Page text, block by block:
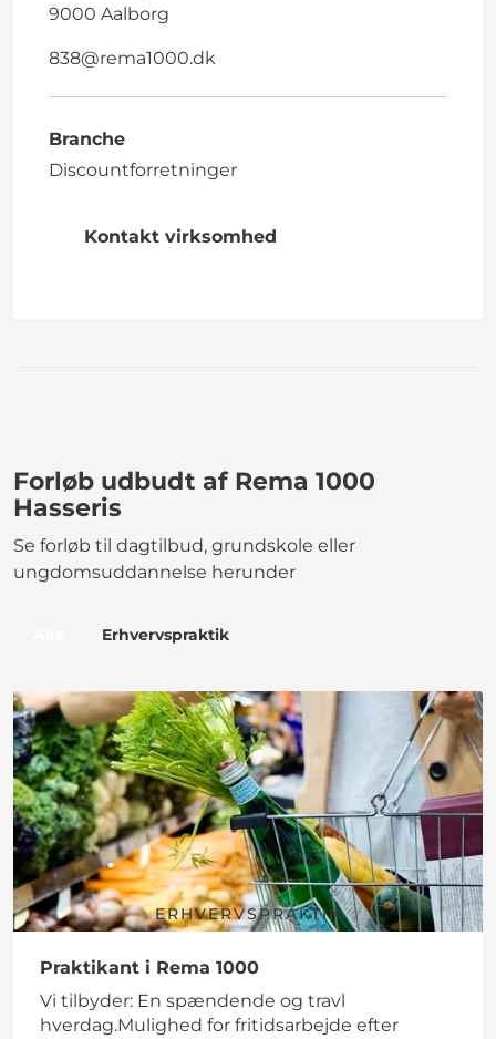
9000 Aalborg
838@rema1000.dk
Branche
Discountforretninger
Kontakt virksomhed
Forløb udbudt af Rema 1000
Hasseris
Se forløb til dagtilbud, grundskole eller
ungdomsuddannelse herunder
Erhvervspraktik
ERHVERVSPRAKTIK
Praktikant i Rema 1000
Vi tilbyder: En spændende og travl
hverdag.Mulighed for fritidsarbejde efter